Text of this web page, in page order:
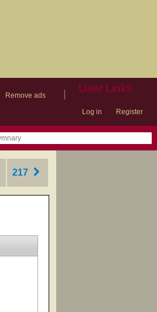
Remove ads
User Links
Log in Register
217